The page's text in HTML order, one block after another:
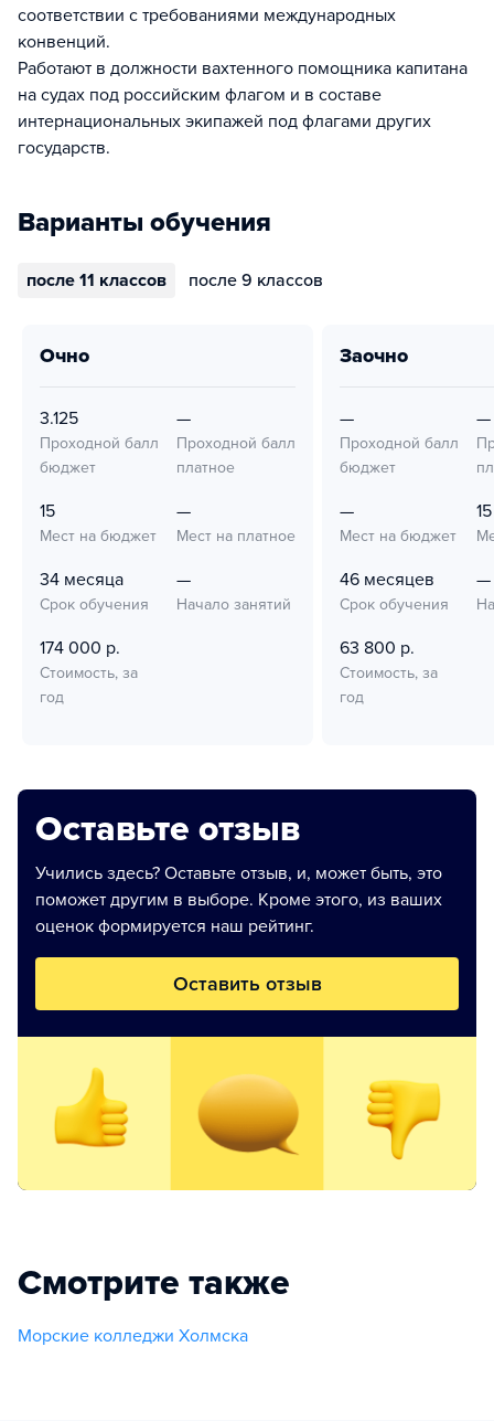
соответствии с требованиями международных
конвенций.
Работают в должности вахтенного помощника капитана
на судах под российским флагом и в составе
интернациональных экипажей под флагами других
государств.
Варианты обучения
после 11 классов после 9 классов
очно
3.125
Проходной балл
бюджет
—
Проходной балл
платное
15
Мест на бюджет
—
Мест на платное
34 месяца
Срок обучения
—
Начало занятий
174 000 р.
Стоимость, за
год
заочно
—
Проходной балл
бюджет
—
—
Мест на бюджет
15
46 месяцев
Срок обучения
—
63 800 р.
Стоимость, за
год
Оставьте отзыв
Учились здесь? Оставьте отзыв, и, может быть, это
поможет другим в выборе. Кроме этого, из ваших
оценок формируется наш рейтинг.
Оставить отзыв
Смотрите также
Морские колледжи Холмска